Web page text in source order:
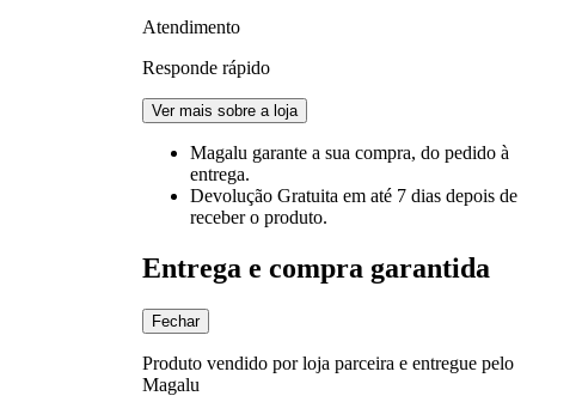
Atendimento
Responde rápido
Ver mais sobre a loja
Magalu garante a sua compra, do pedido à
entrega.
Devolução Gratuita em até 7 dias depois de
receber o produto.
Entrega e compra garantida
Fechar
Produto vendido por loja parceira e entregue pelo
Magalu